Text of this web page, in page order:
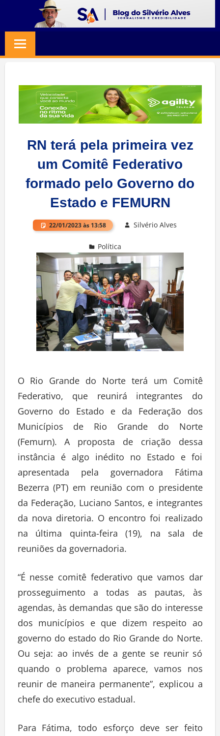
content
SILVERIO
ALVES
Jornalismo
Credibilidade
RN terá pela primeira vez
um Comitê Federativo
formado pelo Governo do
Estado e FEMURN
22/01/2023 às 13:58 Silvério Alves
Política
Deixe um comentário
O Rio Grande do Norte terá um Comitê
Federativo, que reunirá integrantes do
Governo do Estado e da Federação dos
Municípios de Rio Grande do Norte
(Femurn). A proposta de criação dessa
instância é algo inédito no Estado e foi
apresentada pela governadora Fátima
Bezerra (PT) em reunião com o presidente
da Federação, Luciano Santos, e integrantes
da nova diretoria. O encontro foi realizado
na última quinta-feira (19), na sala de
reuniões da governadoria.
“É nesse comitê federativo que vamos dar
prosseguimento a todas as pautas, às
agendas, às demandas que são do interesse
dos municípios e que dizem respeito ao
governo do estado do Rio Grande do Norte.
Ou seja: ao invés de a gente se reunir só
quando o problema aparece, vamos nos
reunir de maneira permanente”, explicou a
chefe do executivo estadual.
Para Fátima, todo esforço deve ser feito